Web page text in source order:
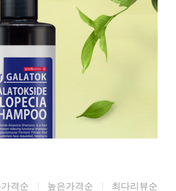
스트 사용후기
사용 후기
사전
배송문의
물 매니아
격순 높은가격순 최다리뷰순